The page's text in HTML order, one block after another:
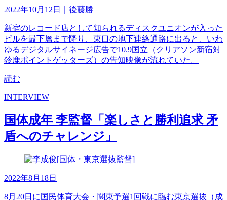
2022年10月12日 ｜後藤勝
新宿のレコード店として知られるディスクユニオンが入った
ビルを最下層まで降り、東口の地下連絡通路に出ると、いわ
ゆるデジタルサイネージ広告で10.9国立（クリアソン新宿対
鈴鹿ポイントゲッターズ）の告知映像が流れていた。
読む
INTERVIEW
国体成年 李監督「楽しさと勝利追求 矛
盾へのチャレンジ」
2022年8月18日
8月20日に国民体育大会・関東予選1回戦に臨む東京選抜（成